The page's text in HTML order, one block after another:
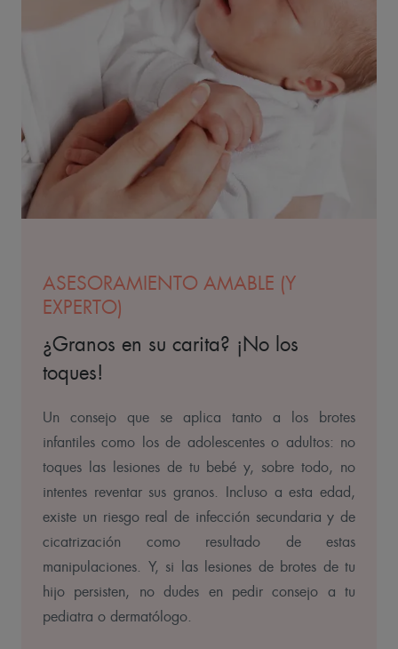
ASESORAMIENTO AMABLE (Y
EXPERTO)
¿Granos en su carita? ¡No los
toques!
Un consejo que se aplica tanto a los brotes
infantiles como los de adolescentes o adultos: no
toques las lesiones de tu bebé y, sobre todo, no
intentes reventar sus granos. Incluso a esta edad,
existe un riesgo real de infección secundaria y de
cicatrización como resultado de estas
manipulaciones. Y, si las lesiones de brotes de tu
hijo persisten, no dudes en pedir consejo a tu
pediatra o dermatólogo.